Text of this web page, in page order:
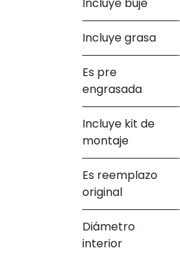
Incluye buje
Incluye grasa
Es pre
engrasada
Incluye kit de
montaje
Es reemplazo
original
Diámetro
interior